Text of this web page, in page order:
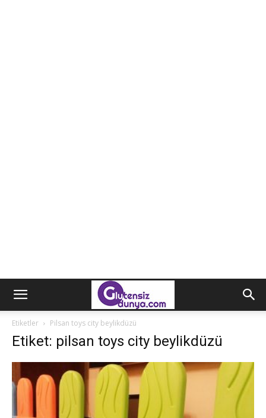
Etiketler Pilsan toys city beylikdüzü
Etiket: pilsan toys city beylikdüzü